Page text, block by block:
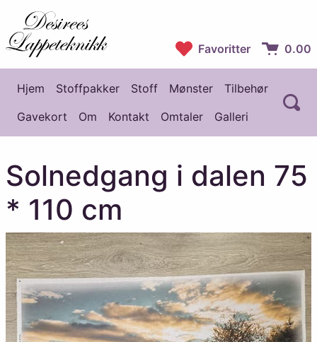
Desirees Lappeteknikk
Favoritter 0.00
Hovedmeny
Hjem Stoffpakker Stoff Mønster
Tilbehør
Gavekort
Om Kontakt Omtaler Galleri
Solnedgang i dalen 75
* 110 cm